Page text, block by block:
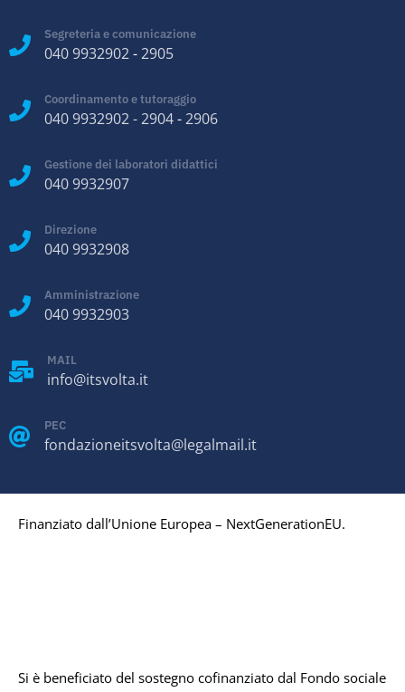
Segreteria e comunicazione
040 9932902-2905
Coordinamento e tutoraggio
040 9932902-2904-2906
Gestione dei laboratori didattici
040 9932907
Direzione
040 9932908
Amministrazione
040 9932903
MAIL
info@itsvolta.it
PEC
fondazioneitsvolta@legalmail.it
Finanziato dall’Unione Europea – NextGenerationEU.
Si è beneficiato del sostegno cofinanziato dal Fondo sociale